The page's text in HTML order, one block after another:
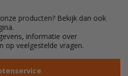
producten? Bekijk dan ook
informatie over
op veelgestelde vragen.